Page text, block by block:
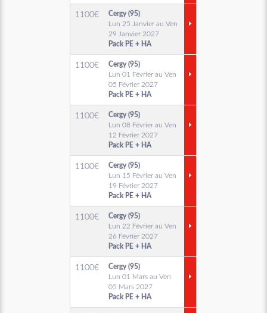
1100€
Cergy (95)
Lun 25 Janvier au Ven
29 Janvier 2027
Pack PE + HA
1100€
Cergy (95)
Lun 01 Février au Ven
05 Février 2027
Pack PE + HA
1100€
Cergy (95)
Lun 08 Février au Ven
12 Février 2027
Pack PE + HA
1100€
Cergy (95)
Lun 15 Février au Ven
19 Février 2027
Pack PE + HA
1100€
Cergy (95)
Lun 22 Février au Ven
26 Février 2027
Pack PE + HA
1100€
Cergy (95)
Lun 01 Mars au Ven
05 Mars 2027
Pack PE + HA